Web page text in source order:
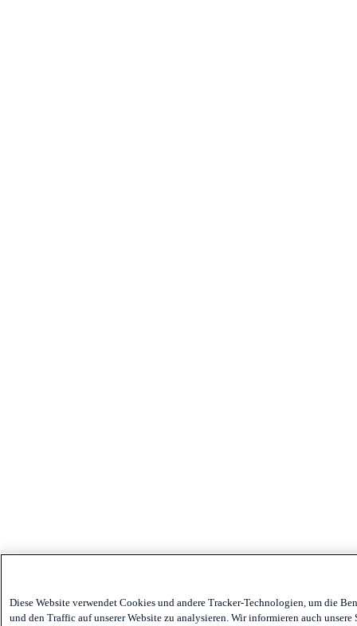
Diese Website verwendet Cookies und andere Tracker-Technologien, um die
und den Traffic auf unserer Website zu analysieren. Wir informieren auch